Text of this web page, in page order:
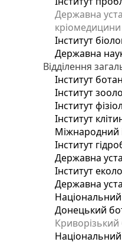
Державна
Інститут
Державна
Відділення
Інститут
Інститут
Інститут
Інститут
Міжнародний
Інститут
Державна
Інститут
Державна
Донецький
Криворізький